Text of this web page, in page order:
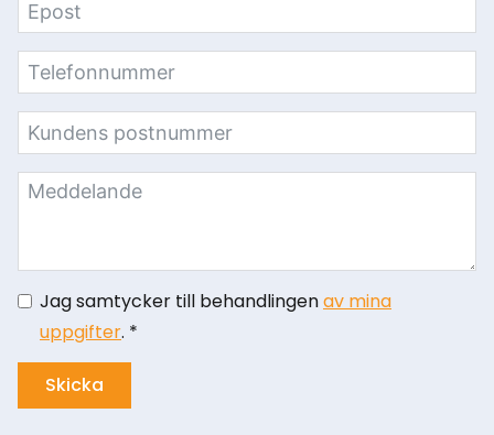
Jag samtycker till behandlingenav mina
uppgifter. *
Skicka